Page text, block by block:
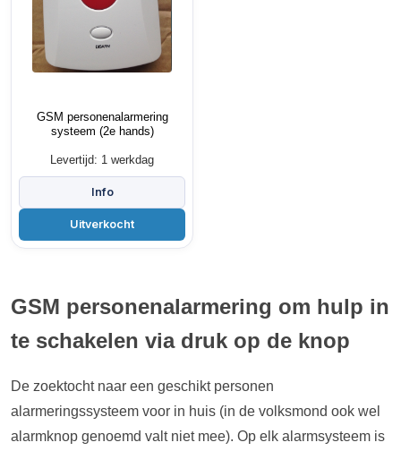
GSM personenalarmering
systeem (2e hands)
Levertijd: 1 werkdag
GSM personenalarmering om hulp in
te schakelen via druk op de knop
De zoektocht naar een geschikt personen
alarmeringssysteem voor in huis (in de volksmond ook wel
alarmknop genoemd valt niet mee). Op elk alarmsysteem is